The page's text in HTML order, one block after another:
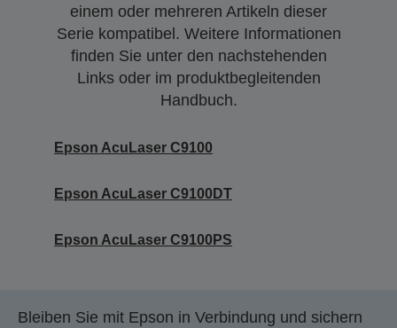
einem oder mehreren Artikeln dieser
Serie kompatibel. Weitere Informationen
finden Sie unter den nachstehenden
Links oder im produktbegleitenden
Handbuch.
Epson AcuLaser C9100
Epson AcuLaser C9100DT
Epson AcuLaser C9100PS
Bleiben Sie mit Epson in Verbindung und sichern